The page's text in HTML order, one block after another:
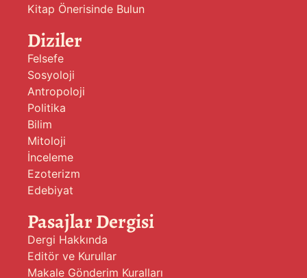
Kitap Önerisinde Bulun
Diziler
Felsefe
Sosyoloji
Antropoloji
Politika
Bilim
Mitoloji
İnceleme
Ezoterizm
Edebiyat
Pasajlar Dergisi
Dergi Hakkında
Editör ve Kurullar
Makale Gönderim Kuralları